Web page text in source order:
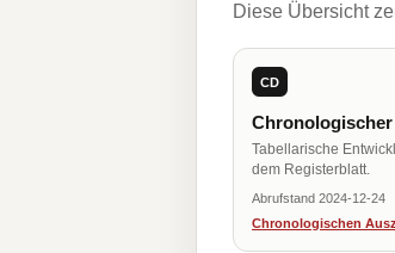
Diese Übersicht
CD
Tabellarische
dem Registerblatt.
Abrufstand 2024-12-24
Chronologischen